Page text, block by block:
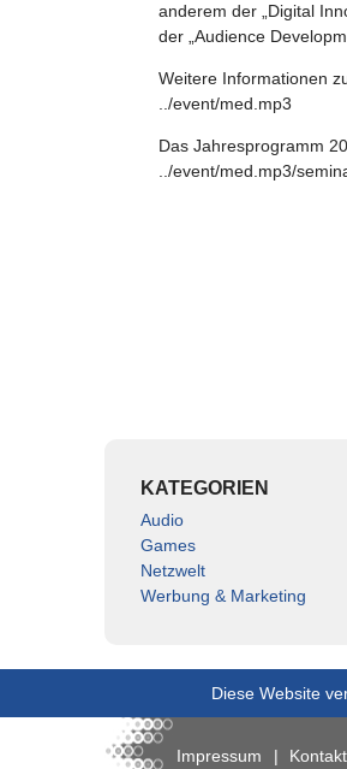
anderem der „Digital
der „Audience
Weitere Informationen
../event/med.mp3
Das Jahresprogramm
../event/med.mp3/
KATEGORIEN
Audio
Games
Netzwelt
Werbung & Marketing
Impressum Kontakt
Diese Website